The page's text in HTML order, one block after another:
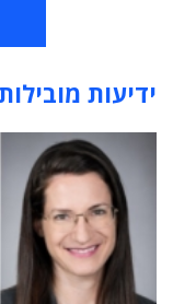
תוכן פרסומי
ידיעות